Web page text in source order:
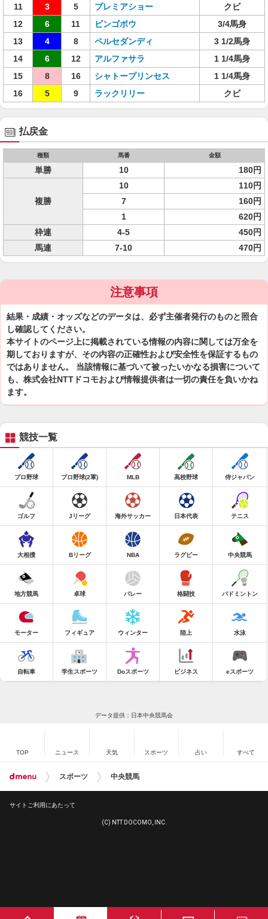
11
3 5 プレミアショー
クビ
12
6 11 ビンゴボウ
3/4馬身
13
4 8 ペルセダンディ
3 1/2馬身
14
6 12 アルファサラ
1 1/4馬身
15
8 16 シャトープリンセス
1 1/4馬身
16
5 9 ラックリリー クビ
払戻金
種類 馬番 金額
単勝 10 180円
複勝
10
110円
7
160円
1
620円
枠連
4-5
450円
馬連
7-10 470円
注意事項
結果・成績・オッズなどのデータは、必ず主催者発行のものと照合
し確認してください。
本サイトのページ上に掲載されている情報の内容に関しては万全を
期しておりますが、その内容の正確性および安全性を保証するもの
ではありません。 当該情報に基づいて被ったいかなる損害について
も、株式会社NTTドコモおよび情報提供者は一切の責任を負いかね
ます。
競技一覧
プロ野球 プロ野球(2軍) MLB 高校野球 侍ジャパン
ゴルフ Jリーグ 海外サッカー 日本代表 テニス
大相撲 Bリーグ NBA ラグビー 中央競馬
地方競馬 卓球 バレー 格闘技 バドミントン
モーター フィギュア ウィンター 陸上 水泳
自転車 学生スポーツ Doスポーツ ビジネス eスポーツ
データ提供：日本中央競馬会
TOP ニュース 天気 スポーツ 占い すべて
スポーツ 中央競馬
サイトご利用にあたって
(C) NTT DOCOMO, INC.